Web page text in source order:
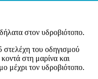
στον υδροβιότοπο.
στελέχη του οδηγισμού
στη μαρίνα και
μέχρι τον υδροβιότοπο.